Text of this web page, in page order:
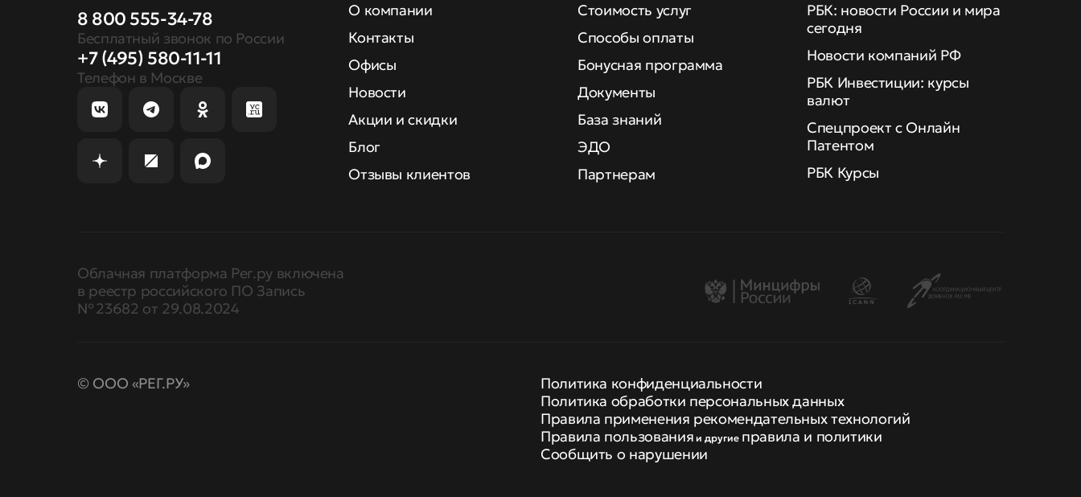
8 800 555-34-78
Бесплатный звонок по России
+7 (495) 580-11-11
Телефон в Москве
О компании
Контакты
Офисы
Новости
Акции и скидки
Блог
Отзывы клиентов
Стоимость услуг
Способы оплаты
Бонусная программа
Документы
База знаний
ЭДО
Партнерам
РБК: новости России и мира
сегодня
Новости компаний РФ
РБК Инвестиции: курсы
валют
Спецпроект с Онлайн
Патентом
РБК Курсы
Облачная платформа Рег.ру включена
в реестр российского ПО Запись
№ 23682 от 29.08.2024
© ООО «РЕГ.РУ»
Политика конфиденциальности
Политика обработки персональных данных
Правила применения рекомендательных технологий
Правила пользования и другие правила и политики
Сообщить о нарушении